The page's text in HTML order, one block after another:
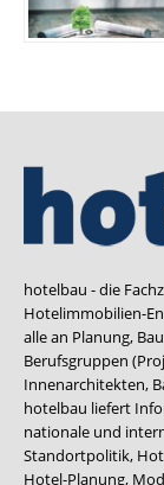
hotelbau - die
Hotelimmobilien-
alle an Planung,
Berufsgruppen
Innenarchitekten,
hotelbau liefert
nationale und
Standortpolitik,
Hotel-Planung,